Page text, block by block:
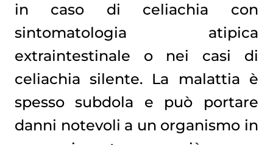
in caso di celiachia con
sintomatologia atipica
extraintestinale o nei casi di
celiachia silente. La malattia è
spesso subdola e può portare
danni notevoli a un organismo in